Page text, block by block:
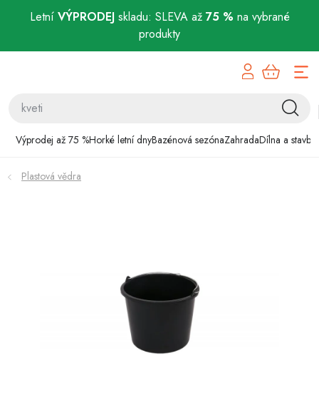
Letní VÝPRODEJskladu: SLEVA až 75 % na vybrané
produkty
Výprodej až 75 %Horké letní dnyBazénová sezónaZahradaDílna a stavba
Bazénová sezóna
Zahrada
Chovatelské potřeby
Dětské zboží a hračky
Plastová vědra